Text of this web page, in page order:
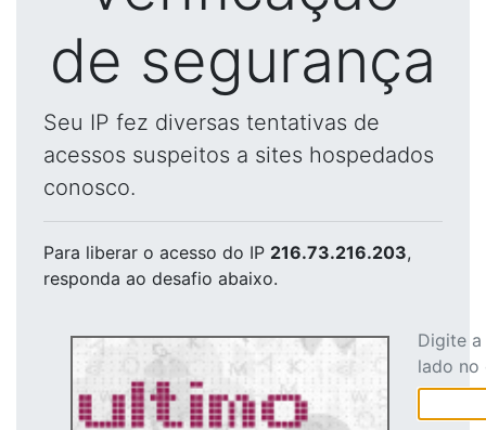
de segurança
Seu IP fez diversas tentativas de
acessos suspeitos a sites hospedados
conosco.
Para liberar o acesso do IP 216.73.216.203,
responda ao desafio abaixo.
Digite
lado no